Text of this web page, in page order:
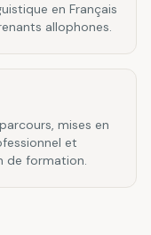
en Français
allophones.
mises en
et
de formation.